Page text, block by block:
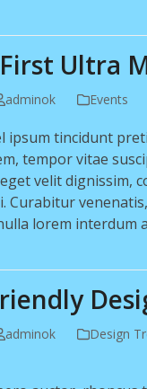
Ultra
adminok Events
ipsum tincidunt
tempor vitae
velit dignissim,
Curabitur
lorem interdum
adminok
Design